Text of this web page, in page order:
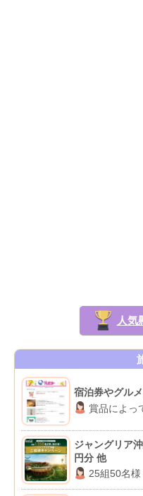
人気
宿泊券やグル
賞品によっ
ジャングリア
円分 他
25組50名様